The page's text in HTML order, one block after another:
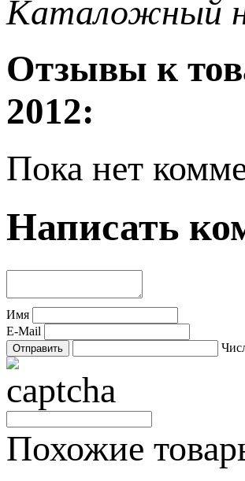
Каталожный
Отзывы к
2012:
Пока нет
Написать
Имя
E-Mail
Похожие